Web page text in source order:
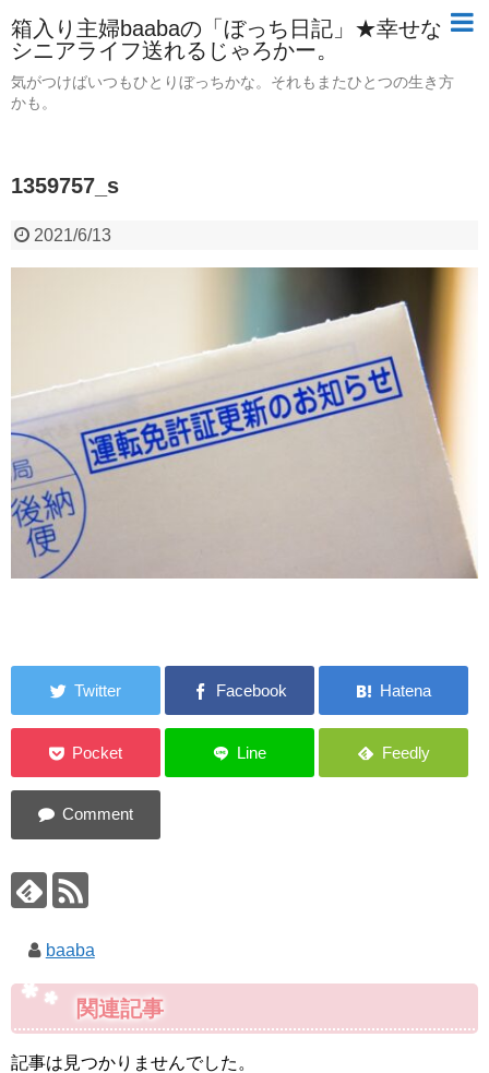
箱入り主婦baabaの「ぼっち日記」★幸せな
シニアライフ送れるじゃろかー。
気がつけばいつもひとりぼっちかな。それもまたひとつの生き方
かも。
1359757_s
2021/6/13
baaba
関連記事
記事は見つかりませんでした。